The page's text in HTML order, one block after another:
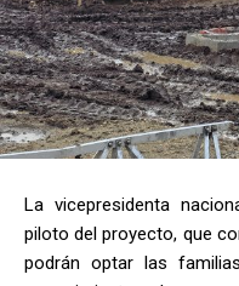
La vicepresidenta
piloto del proyecto, que
podrán optar las